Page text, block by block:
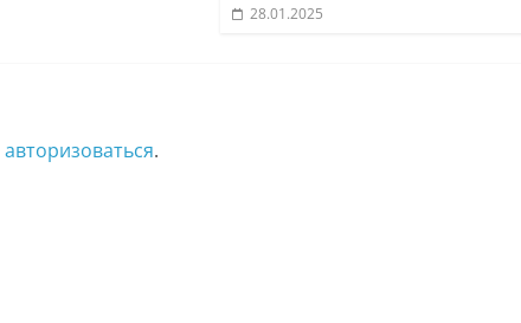
28.01.2025
авторизоваться.